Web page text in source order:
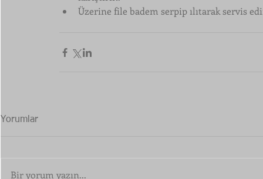
Üzerine file badem serpip ılıtarak servis
Yorumlar
Bir yorum yazın...